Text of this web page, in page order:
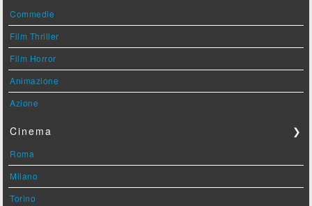
Commedie
Film Thriller
Film Horror
Animazione
Azione
Cinema ❯
Roma
Milano
Torino